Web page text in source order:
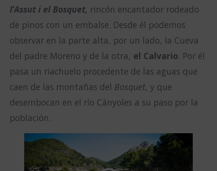
l’Assut i el Bosquet, rincón encantador rodeado
de pinos con un embalse. Desde él podemos
observar en la parte alta, por un lado, la Cueva
del padre Moreno y de la otra, el Calvario. Por él
pasa un riachuelo procedente de las aguas que
caen de las montañas del Bosquet, y que
desembocan en el río Cànyoles a su paso por la
población.